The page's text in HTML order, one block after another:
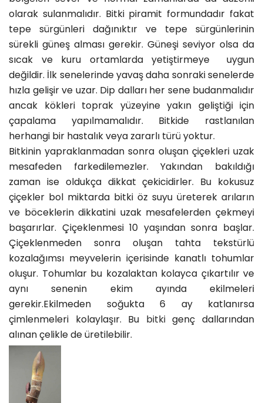
çatlaklı ve siyah kabukludur.10 metreye kadar da taç
yapabilir. Geçirgen, nemli topraklı, bol yağış alan
bölgeleri sever ve normal zamanlarda da düzenli
olarak sulanmalıdır. Bitki piramit formundadır fakat
tepe sürgünleri dağınıktır ve tepe sürgünlerinin
sürekli güneş alması gerekir. Güneşi seviyor olsa da
sıcak ve kuru ortamlarda yetiştirmeye uygun
değildir. İlk senelerinde yavaş daha sonraki senelerde
hızla gelişir ve uzar. Dip dalları her sene budanmalıdır
ancak kökleri toprak yüzeyine yakın geliştiği için
çapalama yapılmamalıdır. Bitkide rastlanılan
herhangi bir hastalık veya zararlı türü yoktur.
Bitkinin yapraklanmadan sonra oluşan çiçekleri uzak
mesafeden farkedilemezler. Yakından bakıldığı
zaman ise oldukça dikkat çekicidirler. Bu kokusuz
çiçekler bol miktarda bitki öz suyu üreterek arıların
ve böceklerin dikkatini uzak mesafelerden çekmeyi
başarırlar. Çiçeklenmesi 10 yaşından sonra başlar.
Çiçeklenmeden sonra oluşan tahta tekstürlü
kozalağımsı meyvelerin içerisinde kanatlı tohumlar
oluşur. Tohumlar bu kozalaktan kolayca çıkartılır ve
aynı senenin ekim ayında ekilmeleri
gerekir.Ekilmeden soğukta 6 ay katlanırsa
çimlenmeleri kolaylaşır. Bu
alınan çelikle de üretilebilir.